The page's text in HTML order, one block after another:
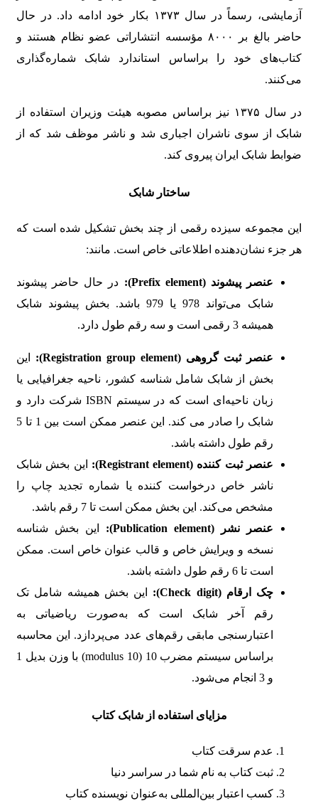
آزمایشی، رسماً در سال ۱۳۷۳ بکار خود ادامه داد. در حال
حاضر بالغ بر ۸۰۰۰ مؤسسه انتشاراتی عضو نظام هستند و
کتاب‌های خود را براساس استاندارد شابک شماره‌گذاری
می‌کنند.
در سال ۱۳۷۵ نیز براساس مصوبه هیئت وزیران استفاده از
شابک از سوی ناشران اجباری شد و ناشر موظف شد که از
ضوابط شابک ایران پیروی کند.
ساختار شابک
این مجموعه سیزده رقمی از چند بخش تشکیل شده است که
هر جزء نشان‌دهنده اطلاعاتی خاص است. مانند:
عنصر پیشوند (Prefix element):
در حال حاضر پیشوند
شابک می‌تواند 978 یا 979 باشد. بخش پیشوند شابک
همیشه 3 رقمی است و سه رقم طول دارد.
عنصر ثبت گروهی (Registration group element):
این
بخش از شابک شامل شناسه کشور، ناحیه جغرافیایی یا
زبان ناحیه‌ای است که در سیستم ISBN شرکت دارد و
شابک را صادر می کند. این عنصر ممکن است بین 1 تا 5
رقم طول داشته باشد.
عنصر ثبت کننده (Registrant element):
این بخش شابک
ناشر خاص درخواست کننده یا شماره تجدید چاپ را
مشخص می‌کند. این بخش ممکن است تا 7 رقم باشد.
عنصر نشر
(Publication element):
این بخش شناسه
نسخه و ویرایش خاص و قالب عنوان خاص است. ممکن
است تا 6 رقم طول داشته باشد.
چک ارقام (Check digit):
این بخش همیشه شامل تک
رقم آخر شابک است که به‌صورت ریاضیاتی به
اعتبارسنجی مابقی رقم‌های عدد می‌پردازد. این محاسبه
براساس سیستم مضرب 10 (modulus 10) با وزن بدیل 1
و 3 انجام می‌شود.
مزایای استفاده از شابک کتاب
عدم سرقت کتاب
ثبت کتاب به نام شما در سراسر دنیا
کسب اعتبار بین‌المللی به‌عنوان نویسنده کتاب